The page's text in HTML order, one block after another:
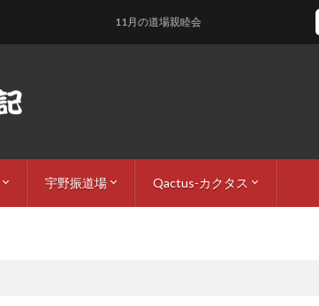
宇野振道場 Qactus-カクタス
11月の道場親睦会